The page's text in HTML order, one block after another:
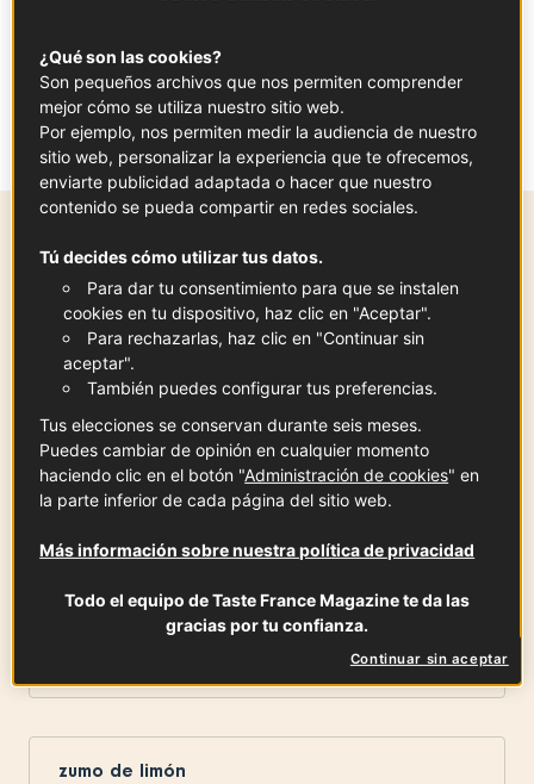
Un nuevo enfoque de cóctel a base de ron
conLe Syndicat - París.Echa un vistazo a
la receta en Instagram
Ingredientespara
30mlVer la ficha
Jarabe de manzana
crema de melocotón
zumo de limón
¿Qué son las cookies?
Son pequeños archivos que nos permiten comprender
mejor cómo se utiliza nuestro sitio web.
Por ejemplo, nos permiten medir la audiencia de nuestro
sitio web, personalizar la experiencia que te ofrecemos,
enviarte publicidad adaptada o hacer que nuestro
contenido se pueda compartir en redes sociales.
Tú decides cómo utilizar tus datos.
Para dar tu consentimiento para que se instalen
cookies en tu dispositivo, haz clic en "Aceptar".
Para rechazarlas, haz clic en "Continuar sin
aceptar".
También puedes configurar tus preferencias.
Tus elecciones se conservan durante seis meses.
Puedes cambiar de opinión en cualquier momento
haciendo clic en el botón "Administración de cookies" en
la parte inferior de cada página del sitio web.
Más información sobre nuestra política de privacidad
Todo el equipo de Taste France Magazine te da las
gracias por tu confianza.
Continuar sin aceptar